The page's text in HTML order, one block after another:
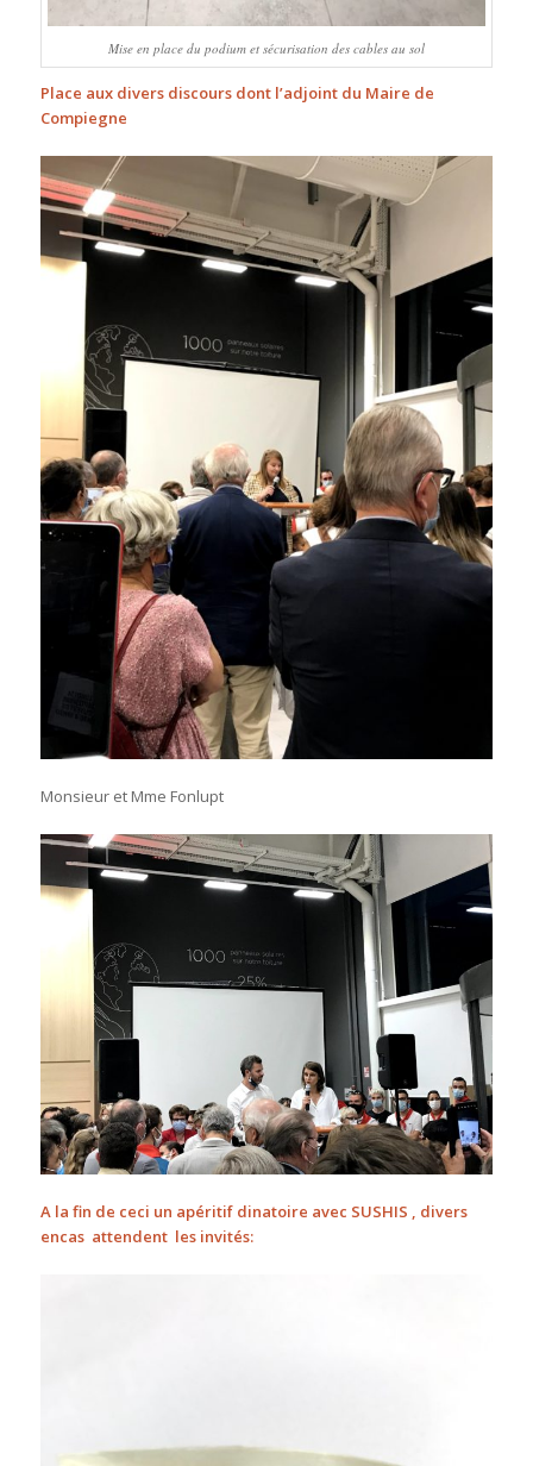
Mise en place du podium et sécurisation des cables au sol
Place aux divers discours dont l’adjoint du Maire de
Compiegne
Monsieur et Mme Fonlupt
A la fin de ceci un apéritif dinatoire avec SUSHIS , divers
encas attendent les invités: